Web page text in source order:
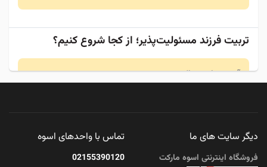
تربیت فرزند مسئولیت‌پذیر؛ از کجا شروع کنیم؟
آنچه در این مقاله ...
چگونه آرامش درونی را در زندگی پرمشغله حفظ کنیم؟
دیگر سایت های ما
فروشگاه اینترنتی اسوه مارکت
تماس با واحدهای اسوه
02155390120